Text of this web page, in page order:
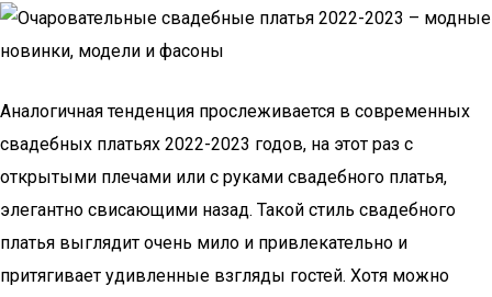
Аналогичная тенденция прослеживается в современных
свадебных платьях 2022-2023 годов, на этот раз с
открытыми плечами или с руками свадебного платья,
элегантно свисающими назад. Такой стиль свадебного
платья выглядит очень мило и привлекательно и
притягивает удивленные взгляды гостей. Хотя можно